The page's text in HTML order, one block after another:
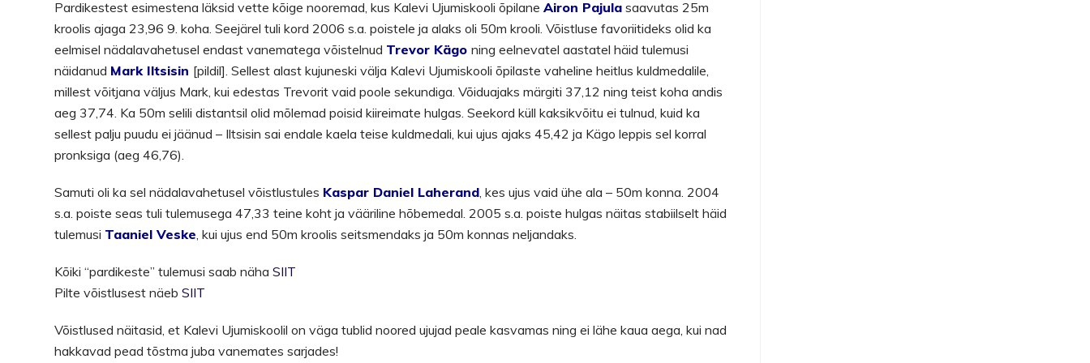
Pardikestest esimestena läksid vette kõige nooremad, kus Kalevi Ujumiskooli õpilaneAiron Pajula saavutas 25m
kroolis ajaga 23,96 9. koha. Seejärel tuli kord 2006 s.a. poistele ja alaks oli 50m krooli. Võistluse favoriitideks olid ka
eelmisel nädalavahetusel endast vanematega võistelnud Trevor Kägoning eelnevatel aastatel häid tulemusi
näidanud Mark Iltsisin [pildil]. Sellest alast kujuneski välja Kalevi Ujumiskooli õpilaste vaheline heitlus kuldmedalile,
millest võitjana väljus Mark, kui edestas Trevorit vaid poole sekundiga. Võiduajaks märgiti 37,12 ning teist koha andis
aeg 37,74. Ka 50m selili distantsil olid mõlemad poisid kiireimate hulgas. Seekord küll kaksikvõitu ei tulnud, kuid ka
sellest palju puudu ei jäänud – Iltsisin sai endale kaela teise kuldmedali, kui ujus ajaks 45,42 ja Kägo leppis sel korral
pronksiga (aeg 46,76).
Samuti oli ka sel nädalavahetusel võistlustules Kaspar Daniel Laherand , kes ujus vaid ühe ala – 50m konna. 2004
s.a. poiste seas tuli tulemusega 47,33 teine koht ja vääriline hõbemedal. 2005 s.a. poiste hulgas näitas stabiilselt häid
tulemusi Taaniel Veske , kui ujus end 50m kroolis seitsmendaks ja 50m konnas neljandaks.
Kõiki “pardikeste” tulemusi saab nähaSIIT
Pilte võistlusest näebSIIT
Võistlused näitasid, et Kalevi Ujumiskoolil on väga tublid noored ujujad peale kasvamas ning ei lähe kaua aega, kui nad
hakkavad pead tõstma juba vanemates sarjades!